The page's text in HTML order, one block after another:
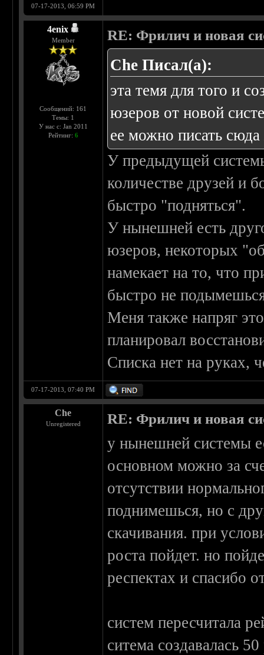
07-17-2013, 06:59 PM
4enix
Member
Сообщений: 161
Темы: 1
У нас с: Jan 2011
Рейтинг: 6
RE: Фрилич и новая
Che Писал(а):
эта темя для того и
юзеров от новой
ее можно писать
У предыдущей
количестве друзей и
быстро "подняться".
У нынешней есть
юзеров, некоторых
намекает на то, что
быстро не
Меня также напряг
планировал
Списка нет на руках,
07-17-2013, 07:40 PM
Che
Unregistered RE: Фрилич и новая
у нынешней системы
основном можно за
отсутствии
поднимешься, но с
скачивания. при
роста пойдет. но
респектах и спасибо
систем пересчитала
ситема создавалась